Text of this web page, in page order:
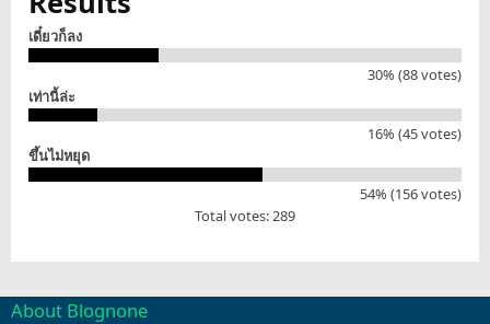
เดี๋ยวก็ลง
30% (88 votes)
เท่านี้ล่ะ
16% (45 votes)
ขึ้นไม่หยุด
54% (156 votes)
Total votes: 289
About Blognone